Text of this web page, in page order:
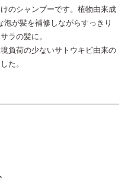
のシャンプーです。植物由来成
が髪を補修しながらすっきり
ラの髪に。
負荷の少ないサトウキビ由来の
た。